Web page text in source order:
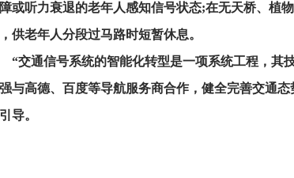
或听力衰退的老年人感知信号状态;在无天桥、植
供老年人分段过马路时短暂休息。
“交通信号系统的智能化转型是一项系统工程，其
与高德、百度等导航服务商合作，健全完善交通
导。